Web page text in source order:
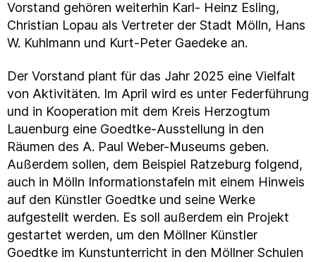
Vorstand gehören weiterhin Karl- Heinz Esling,
Christian Lopau als Vertreter der Stadt Mölln, Hans
W. Kuhlmann und Kurt-Peter Gaedeke an.
Der Vorstand plant für das Jahr 2025 eine Vielfalt
von Aktivitäten. Im April wird es unter Federführung
und in Kooperation mit dem Kreis Herzogtum
Lauenburg eine Goedtke-Ausstellung in den
Räumen des A. Paul Weber-Museums geben.
Außerdem sollen, dem Beispiel Ratzeburg folgend,
auch in Mölln Informationstafeln mit einem Hinweis
auf den Künstler Goedtke und seine Werke
aufgestellt werden. Es soll außerdem ein Projekt
gestartet werden, um den Möllner Künstler
Goedtke im Kunstunterricht in den Möllner Schulen